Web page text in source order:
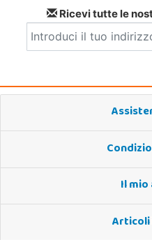
Ricevi tutte le
Il